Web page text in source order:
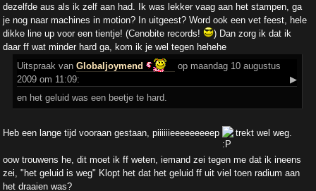
dezelfde aus als ik zelf aan had. Ik was lekker vaag aan het stampen, ga
je nog naar machines in motion? In uitgeest? Word ook een vet feest, hele
dikke line up voor een tientje! (Cenobite records!
) Dan zorg ik dat ik
daar ff wat minder hard ga, kom ik je wel tegen hehehe
Uitspraak vanGlobaljoymend
op maandag 10 augustus
2009 om 11:09:
▶
en het geluid was een beetje te hard.
Heb een lange tijd vooraan gestaan, piiiiiieeeeeeeeep trekt wel weg.
oow trouwens he, dit moet ik ff weten, iemand zei tegen me dat ik ineens
zei, "het geluid is weg" Klopt het dat het geluid ff uit viel toen radium aan
het draaien was?